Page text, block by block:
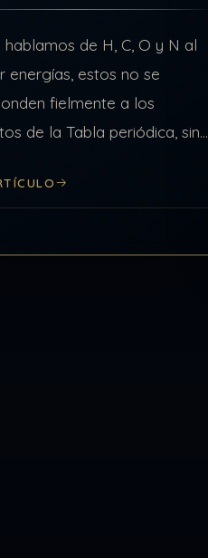
hablamos de H, C, O y N al
energías, estos no se
fielmente a los
de la Tabla periódica, sino
como funciona la